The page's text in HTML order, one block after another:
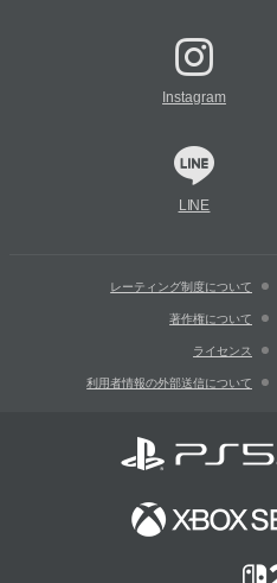
Instagram
LINE
レーティング制度について
著作権について
ライセンス
利用者情報の外部送信について